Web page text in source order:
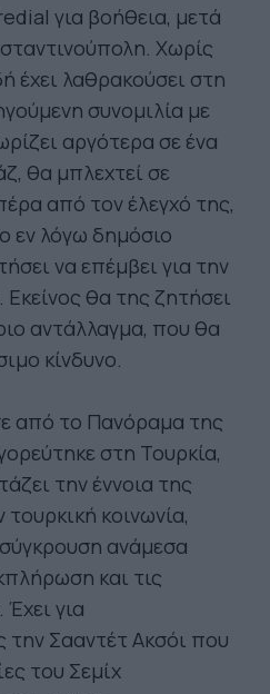
για βοήθεια, μετά
Χωρίς
έχει λαθρακούσει στη
συνομιλία με
αργότερα σε ένα
θα μπλεχτεί σε
από τον έλεγχό της,
εν λόγω δημόσιο
να επέμβει για την
θα της ζητήσει
αντάλλαγμα, που θα
κίνδυνο.
από το Πανόραμα της
στη Τουρκία,
την έννοια της
κοινωνία,
ανάμεσα
και τις
Έχει για
Σααντέτ Ακσόι που
του Σεμίχ